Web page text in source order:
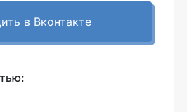
в Вконтакте